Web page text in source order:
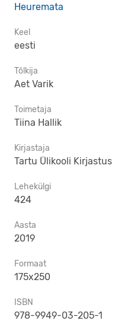
Heuremata
Keel
eesti
Tõlkija
Aet Varik
Toimetaja
Tiina Hallik
Kirjastaja
Tartu Ülikooli Kirjastus
Lehekülgi
424
Aasta
2019
Formaat
175x250
ISBN
978-9949-03-205-1